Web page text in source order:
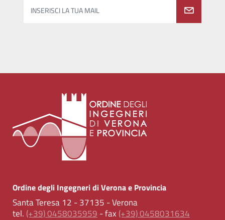
INSERISCI LA TUA MAIL
Ordine degli Ingegneri di Verona e Provincia
Santa Teresa 12 - 37135 - Verona
tel. (+39) 0458035959 - fax (+39) 0458031634